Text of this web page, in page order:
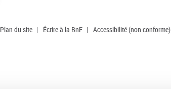
Plan du site | Écrire à la BnF | Accessibilité (non conforme)